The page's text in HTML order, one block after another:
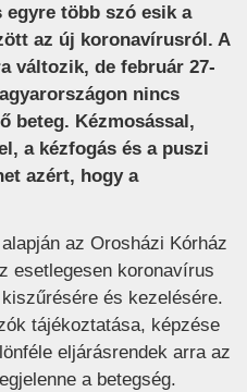
több szó esik a
az új koronavírusról. A
változik, de február 27-
nincs
beteg. Kézmosással,
a kézfogás és a puszi
azért, hogy a
az Orosházi Kórház
esetlegesen koronavírus
és kezelésére.
tájékoztatása, képzése
eljárásrendek arra az
a betegség.